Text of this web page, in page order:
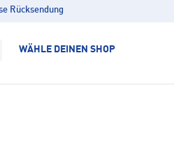
Rücksendung
WÄHLE DEINEN SHOP